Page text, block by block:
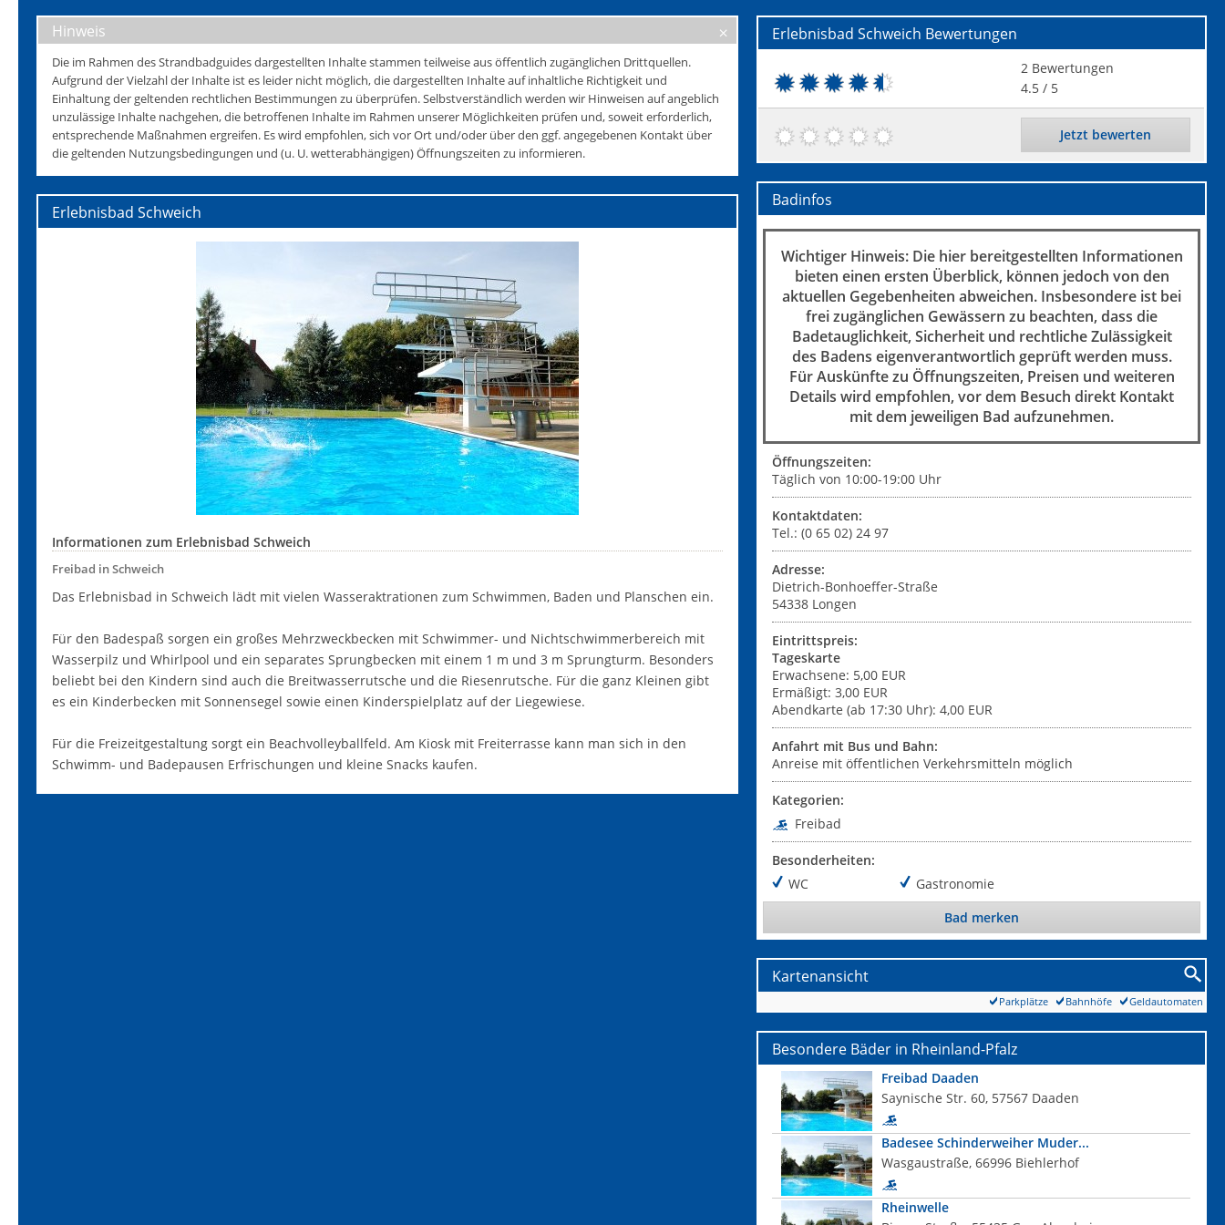
Hinweis
Die im Rahmen des Strandbadguides dargestellten Inhalte stammen teilweise aus öffentlich zugänglichen Drittquellen.
Aufgrund der Vielzahl der Inhalte ist es leider nicht möglich, die dargestellten Inhalte auf inhaltliche Richtigkeit und
Einhaltung der geltenden rechtlichen Bestimmungen zu überprüfen. Selbstverständlich werden wir Hinweisen auf angeblich
unzulässige Inhalte nachgehen, die betroffenen Inhalte im Rahmen unserer Möglichkeiten prüfen und, soweit erforderlich,
entsprechende Maßnahmen ergreifen. Es wird empfohlen, sich vor Ort und/oder über den ggf. angegebenen Kontakt über
die geltenden Nutzungsbedingungen und (u. U. wetterabhängigen) Öffnungszeiten zu informieren.
Erlebnisbad Schweich
Informationen zum Erlebnisbad Schweich
Freibad in Schweich
Das Erlebnisbad in Schweich lädt mit vielen Wasseraktrationen zum Schwimmen, Baden und Planschen ein.
Für den Badespaß sorgen ein großes Mehrzweckbecken mit Schwimmer- und Nichtschwimmerbereich mit
Wasserpilz und Whirlpool und ein separates Sprungbecken mit einem 1 m und 3 m Sprungturm. Besonders
beliebt bei den Kindern sind auch die Breitwasserrutsche und die Riesenrutsche. Für die ganz Kleinen gibt
es ein Kinderbecken mit Sonnensegel sowie einen Kinderspielplatz auf der Liegewiese.
Für die Freizeitgestaltung sorgt ein Beachvolleyballfeld. Am Kiosk mit Freiterrasse kann man sich in den
Schwimm- und Badepausen Erfrischungen und kleine Snacks kaufen.
Erlebnisbad Schweich Bewertungen
2 Bewertungen
4.5 / 5
Jetzt bewerten
Badinfos
Wichtiger Hinweis: Die hier bereitgestellten Informationen
bieten einen ersten Überblick, können jedoch von den
aktuellen Gegebenheiten abweichen. Insbesondere ist bei
frei zugänglichen Gewässern zu beachten, dass die
Badetauglichkeit, Sicherheit und rechtliche Zulässigkeit
des Badens eigenverantwortlich geprüft werden muss.
Für Auskünfte zu Öffnungszeiten, Preisen und weiteren
Details wird empfohlen, vor dem Besuch direkt Kontakt
mit dem jeweiligen Bad aufzunehmen.
Öffnungszeiten:
Täglich von 10:00-19:00 Uhr
Kontaktdaten:
Tel.: (0 65 02) 24 97
Adresse:
Dietrich-Bonhoeffer-Straße
54338 Longen
Eintrittspreis:
Tageskarte
Erwachsene: 5,00 EUR
Ermäßigt: 3,00 EUR
Abendkarte (ab 17:30 Uhr): 4,00 EUR
Anfahrt mit Bus und Bahn:
Anreise mit öffentlichen Verkehrsmitteln möglich
Kategorien:
Freibad
Besonderheiten:
WC
Gastronomie
Bad merken
Kartenansicht
Geldautomaten
Bahnhöfe
Parkplätze
Besondere Bäder in Rheinland-Pfalz
Freibad Daaden
Saynische Str. 60, 57567 Daaden
Badesee Schinderweiher Muder...
Wasgaustraße, 66996 Biehlerhof
Rheinwelle